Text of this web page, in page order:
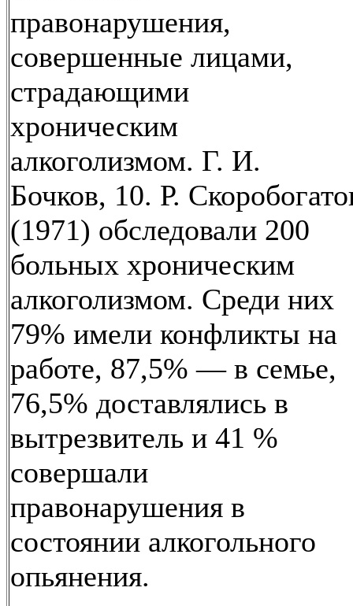
правонарушения,
совершенные лицами,
страдающими
хроническим
алкоголизмом. Г. И.
Бочков, 10. Р.
(1971) обследовали 200
больных хроническим
алкоголизмом. Среди них
79% имели конфликты на
работе, 87,5% — в семье,
76,5% доставлялись в
вытрезвитель и 41 %
совершали
правонарушения в
состоянии алкогольного
опьянения.